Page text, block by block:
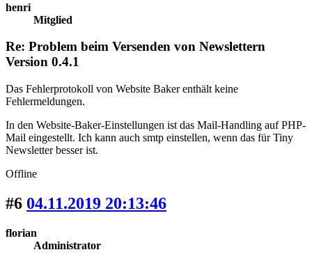
henri
Mitglied
Re: Problem beim Versenden von Newslettern
Version 0.4.1
Das Fehlerprotokoll von Website Baker enthält keine
Fehlermeldungen.
In den Website-Baker-Einstellungen ist das Mail-Handling auf PHP-
Mail eingestellt. Ich kann auch smtp einstellen, wenn das für Tiny
Newsletter besser ist.
Offline
#6 04.11.2019 20:13:46
florian
Administrator